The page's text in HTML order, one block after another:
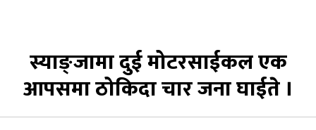
स्याङ्जामा दुई मोटरसाईकल एक
आपसमा ठोकिदा चार जना घाईते ।